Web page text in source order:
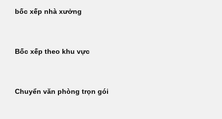
bốc xếp nhà xưởng
Bốc xếp theo khu vực
Chuyển văn phòng trọn gói